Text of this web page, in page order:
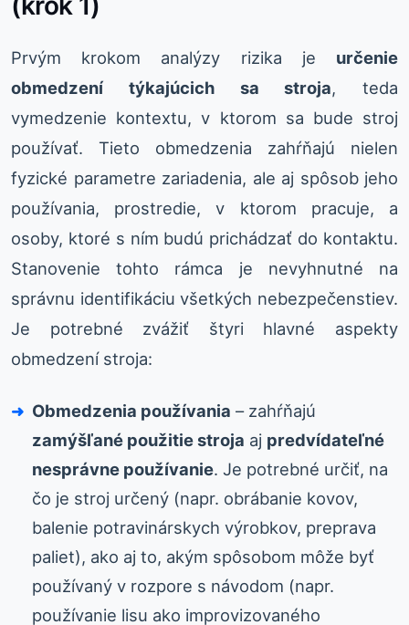
Prvým krokom analýzy rizika je určenie
obmedzení týkajúcich sa stroja, teda
vymedzenie kontextu, v ktorom sa bude stroj
používať. Tieto obmedzenia zahŕňajú nielen
fyzické parametre zariadenia, ale aj spôsob jeho
používania, prostredie, v ktorom pracuje, a
osoby, ktoré s ním budú prichádzať do kontaktu.
Stanovenie tohto rámca je nevyhnutné na
správnu identifikáciu všetkých nebezpečenstiev.
Je potrebné zvážiť štyri hlavné aspekty
obmedzení stroja:
Obmedzenia používania – zahŕňajú
zamýšľané použitie stroja aj predvídateľné
nesprávne používanie. Je potrebné určiť, na
čo je stroj určený (napr. obrábanie kovov,
balenie potravinárskych výrobkov, preprava
paliet), ako aj to, akým spôsobom môže byť
používaný v rozpore s návodom (napr.
používanie lisu ako improvizovaného